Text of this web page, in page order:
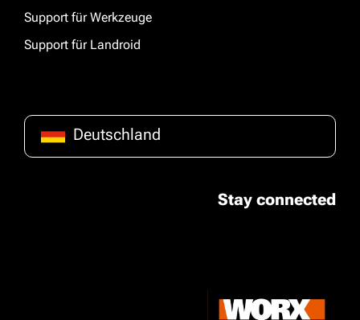
Support für Werkzeuge
Support für Landroid
Deutschland
Stay connected